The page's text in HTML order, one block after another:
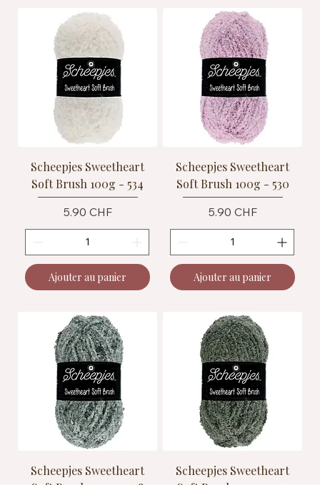
Scheepjes Sweetheart
Soft Brush 100g - 534
Prix
5.90 CHF
Ajouter au panier
Scheepjes Sweetheart
Soft Brush 100g - 530
Prix
5.90 CHF
Ajouter au panier
Scheepjes Sweetheart
Scheepjes Sweetheart